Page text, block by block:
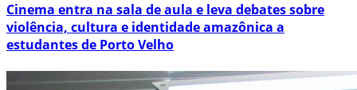
Cinema entra na sala de aula e leva debates sobre
violência, cultura e identidade amazônica a
estudantes de Porto Velho